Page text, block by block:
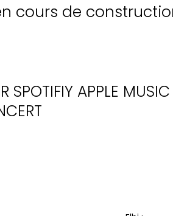
cours de
SPOTIFIY APPLE MUSIC